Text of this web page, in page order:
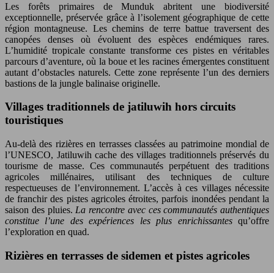
Les forêts primaires de Munduk abritent une biodiversité
exceptionnelle, préservée grâce à l’isolement géographique de cette
région montagneuse. Les chemins de terre battue traversent des
canopées denses où évoluent des espèces endémiques rares.
L’humidité tropicale constante transforme ces pistes en véritables
parcours d’aventure, où la boue et les racines émergentes constituent
autant d’obstacles naturels. Cette zone représente l’un des derniers
bastions de la jungle balinaise originelle.
Villages traditionnels de jatiluwih hors circuits
touristiques
Au-delà des rizières en terrasses classées au patrimoine mondial de
l’UNESCO, Jatiluwih cache des villages traditionnels préservés du
tourisme de masse. Ces communautés perpétuent des traditions
agricoles millénaires, utilisant des techniques de culture
respectueuses de l’environnement. L’accès à ces villages nécessite
de franchir des pistes agricoles étroites, parfois inondées pendant la
saison des pluies. La rencontre avec ces communautés authentiques
constitue l’une des expériences les plus enrichissantes qu’offre
l’exploration en quad.
Rizières en terrasses de sidemen et pistes agricoles